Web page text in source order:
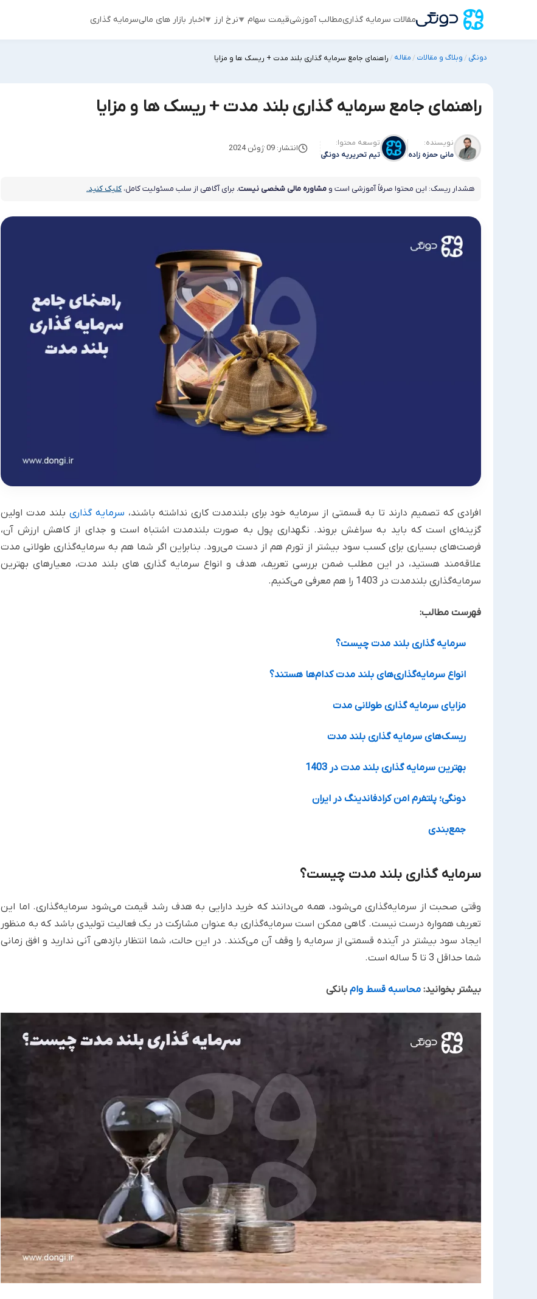
مقالات سرمایه گذاریمطالب آموزشیقیمت سهام نرخ ارز اخبار بازار های مالیسرمایه گذاری
دونگی /وبلاگ و مقالات /مقاله /راهنمای جامع سرمایه گذاری بلند مدت + ریسک ها و مزایا
راهنمای جامع سرمایه گذاری بلند مدت + ریسک ها و مزایا
نویسنده:
مانی حمزه زاده
توسعه محتوا:
تیم تحریریه دونگی
انتشار: 09 ژوئن 2024
هشدار ریسک: این محتوا صرفاً آموزشی است و مشاوره مالی شخصی نیست. برای آگاهی از سلب مسئولیت کامل، کلیک کنید.
افرادی که تصمیم دارند تا به قسمتی از سرمایه خود برای بلندمدت کاری نداشته باشند، سرمایه گذاری بلند مدت اولین
گزینه‌ای است که باید به سراغش بروند. نگهداری پول به صورت بلندمدت اشتباه است و جدای از کاهش ارزش آن،
فرصت‌های بسیاری برای کسب سود بیشتر از تورم هم از دست می‌رود. بنابراین اگر شما هم به سرمایه‌گذاری طولانی مدت
علاقه‌مند هستید، در این مطلب ضمن بررسی تعریف، هدف و انواع سرمایه‌ گذاری‌ های بلند مدت، معیارهای بهترین
سرمایه‌گذاری بلندمدت در 1403 را هم معرفی می‌کنیم.
فهرست مطالب:
سرمایه گذاری بلند مدت چیست؟
انواع سرمایه‌گذاری‌های بلند مدت کدام‌ها هستند؟
مزایای سرمایه گذاری طولانی مدت
ریسک‌های سرمایه گذاری بلند مدت
بهترین سرمایه گذاری بلند مدت در 1403
دونگی؛ پلتفرم امن کرادفاندینگ در ایران
جمع‌بندی
سرمایه گذاری بلند مدت چیست؟
وقتی صحبت از سرمایه‌گذاری می‌شود، همه می‌دانند که خرید دارایی به هدف رشد قیمت می‌شود سرمایه‌گذاری. اما این
تعریف همواره درست نیست. گاهی ممکن است سرمایه‌گذاری به عنوان مشارکت در یک فعالیت تولیدی باشد که به منظور
ایجاد سود بیشتر در آینده قسمتی از سرمایه را وقف آن می‌کنند. در این حالت، شما انتظار بازدهی آنی ندارید و افق زمانی
شما حداقل 3 تا 5 ساله است.
بیشتر بخوانید: محاسبه قسط وام بانکی